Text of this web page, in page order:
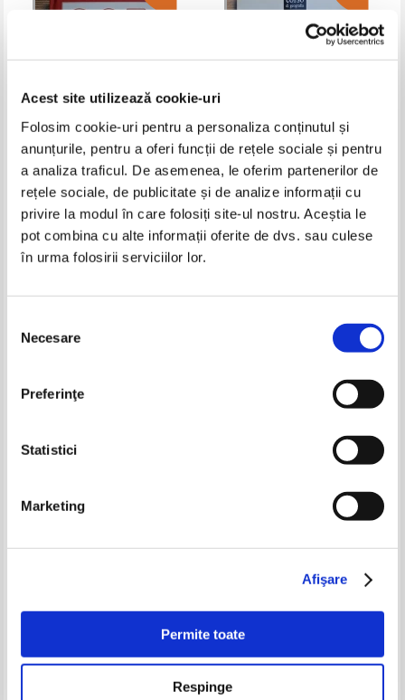
Acest site utilizează cookie-uri
Folosim cookie-uri pentru a personaliza conținutul și
anunțurile, pentru a oferi funcții de rețele sociale și pentru
a analiza traficul. De asemenea, le oferim partenerilor de
rețele sociale, de publicitate și de analize informații cu
privire la modul în care folosiți site-ul nostru. Aceștia le
pot combina cu alte informații oferite de dvs. sau culese
în urma folosirii serviciilor lor.
consimțământului
Necesare
Preferinţe
Statistici
Marketing
Afişare
Permite toate
Respinge
Richard Happer - 365 reasons to
be proud to be a londoner.
Magical moments in London's
history
Pret: 32,00Lei 12,80 Lei
Adaugă în coș
Umberto Bonapace - I continenti
extraeuropei
Pret:30,00Lei 12,00 Lei
Adaugă în coș
Pret:24,00Lei Lei